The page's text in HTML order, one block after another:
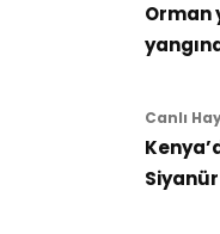
Orman
Canlı